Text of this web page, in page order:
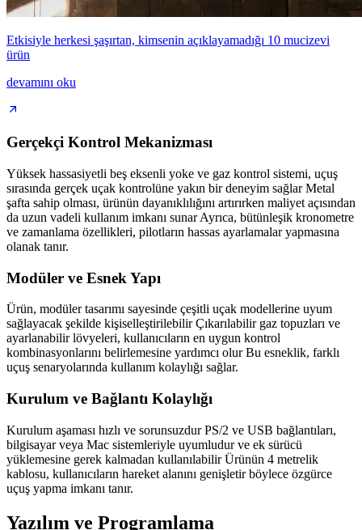
Etkisiyle herkesi şaşırtan, kimsenin açıklayamadığı 10 mucizevi
ürün
devamını oku
Gerçekçi Kontrol Mekanizması
Yüksek hassasiyetli beş eksenli yoke ve gaz kontrol sistemi, uçuş
sırasında gerçek uçak kontrolüne yakın bir deneyim sağlar Metal
şafta sahip olması, ürünün dayanıklılığını artırırken maliyet açısından
da uzun vadeli kullanım imkanı sunar Ayrıca, bütünleşik kronometre
ve zamanlama özellikleri, pilotların hassas ayarlamalar yapmasına
olanak tanır.
Modüler ve Esnek Yapı
Ürün, modüler tasarımı sayesinde çeşitli uçak modellerine uyum
sağlayacak şekilde kişiselleştirilebilir Çıkarılabilir gaz topuzları ve
ayarlanabilir lövyeleri, kullanıcıların en uygun kontrol
kombinasyonlarını belirlemesine yardımcı olur Bu esneklik, farklı
uçuş senaryolarında kullanım kolaylığı sağlar.
Kurulum ve Bağlantı Kolaylığı
Kurulum aşaması hızlı ve sorunsuzdur PS/2 ve USB bağlantıları,
bilgisayar veya Mac sistemleriyle uyumludur ve ek sürücü
yüklemesine gerek kalmadan kullanılabilir Ürünün 4 metrelik
kablosu, kullanıcıların hareket alanını genişletir böylece özgürce
uçuş yapma imkanı tanır.
Yazılım ve Programlama